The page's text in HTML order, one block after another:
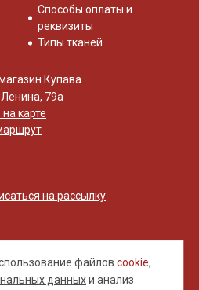
файловcookie,
данныхи анализ
Способы оплаты и
реквизиты
Типы тканей
Купава
Ленина, 79а
карте
на рассылку
публичной